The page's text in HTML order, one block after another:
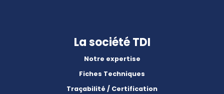
La société TDI
Notre expertise
Fiches Techniques
Traçabilité / Certification